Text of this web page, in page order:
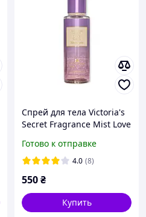
Спрей для тела Victoria's
Secret Fragrance Mist Love
Готово к отправке
4.0 (8)
550₴
Купить